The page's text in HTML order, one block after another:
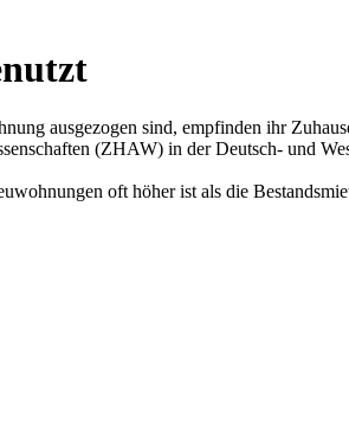
ausgezogen sind, empfinden ihr
(ZHAW) in der Deutsch- und
oft höher ist als die